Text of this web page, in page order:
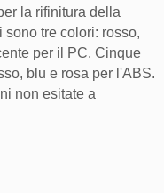
la rifinitura della
sono tre colori: rosso,
per il PC. Cinque
blu e rosa per l'ABS.
non esitate a